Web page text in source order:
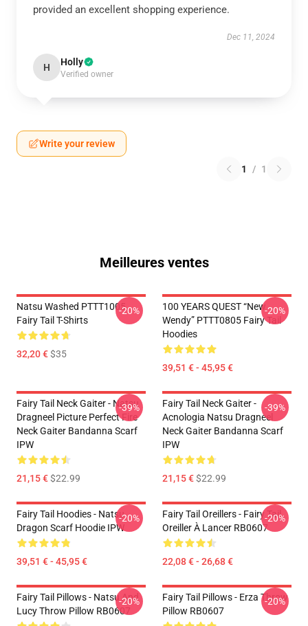
provided an excellent shopping experience.
Dec 11, 2024
H Holly
Verified owner
Write your review
1 / 1
Meilleures ventes
Natsu Washed PTTT1005
Fairy Tail T-Shirts
32,20 €$35
-20%
100 YEARS QUEST “New
Wendy” PTTT0805 Fairy Tail
Hoodies
39,51 € - 45,95 €
-20%
Fairy Tail Neck Gaiter - Natsu
Dragneel Picture Perfect Fire
Neck Gaiter Bandanna Scarf
IPW
21,15 €$22.99
-39%
Fairy Tail Neck Gaiter -
Acnologia Natsu Dragneel
Neck Gaiter Bandanna Scarf
IPW
21,15 €$22.99
-39%
Fairy Tail Hoodies - Natsu
Dragon Scarf Hoodie IPW
39,51 € - 45,95 €
-20%
Fairy Tail Oreillers - Fairy Tail
Oreiller À Lancer RB0607
22,08 € - 26,68 €
-20%
Fairy Tail Pillows - Natsu And
Lucy Throw Pillow RB0607
-20%
Fairy Tail Pillows - Erza Throw
Pillow RB0607
-20%